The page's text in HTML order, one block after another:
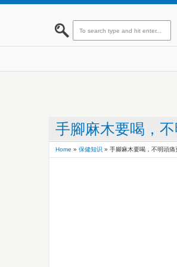
手腳麻木要喝，
Home » 保健知识 » 手腳麻木要喝，不明頭痛